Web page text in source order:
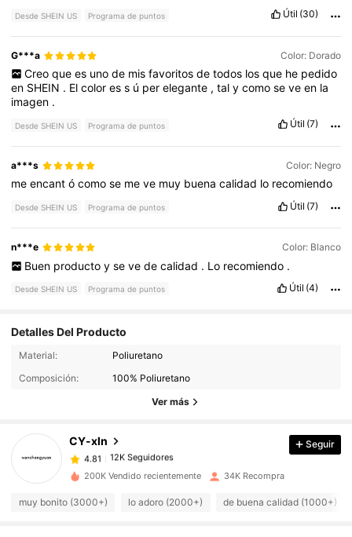
Desde SHEIN US Programa de puntos Útil (30)
G***a Color: Dorado
Creo que es uno de mis favoritos de todos los que he pedido
en SHEIN . Elcoloress ú perelegante ,talycomoseveen la
imagen .
Desde SHEIN US Programa de puntos Útil (7)
a***s Color: Negro
meencantócomose meve muy buenacalidad lo recomiendo
Desde SHEIN US Programa de puntos Útil (7)
n***e Color: Blanco
Buen producto y se ve de calidad . Lo recomiendo .
Desde SHEIN US Programa de puntos Útil (4)
Detalles Del Producto
Material:
Poliuretano
Composición:
100% Poliuretano
Ver más
CY-xln
12K Seguidores
12K Seguidores
4.81 12K Seguidores
4.81 12K Seguidores
Seguir
200K Vendido recientemente 34K Recompra
muy bonito (3000+) lo adoro (2000+) de buena calidad (1000+)